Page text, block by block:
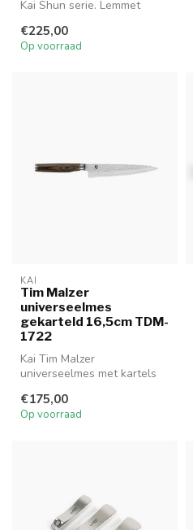
Kai Shun serie. Lemmet
DM-0...
€225,00
Op voorraad
KAI
Tim Malzer
universeelmes
gekarteld 16,5cm TDM-
1722
Kai Tim Malzer
universeelmes met kartels
het snijden v...
€175,00
Op voorraad